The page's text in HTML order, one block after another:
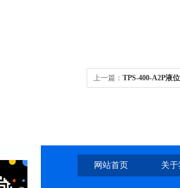
上一篇： TPS-400-A2P液
网站首页 关